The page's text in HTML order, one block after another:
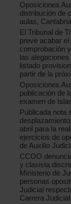
Oposiciones
distribución de
aulas,
El Tribunal de
prevé acabar el
comprobación
las
listado
partir de la
Oposiciones
publicación de
examen de
Publicada nota
abril para la
ejercicios de
de Auxilio
CCOO
y clasista
Ministerio de
personas
Judicial
Carrera